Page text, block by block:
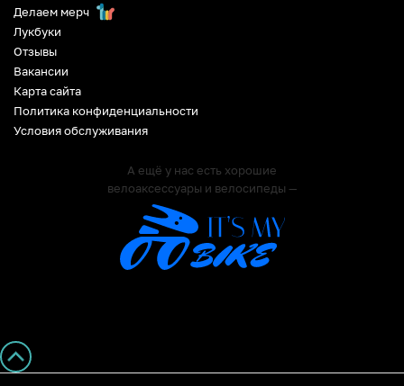
Делаем мерч
Лукбуки
Отзывы
Вакансии
Карта сайта
Политика конфиденциальности
Условия обслуживания
А ещё у нас есть хорошие
велоаксессуары и велосипеды —